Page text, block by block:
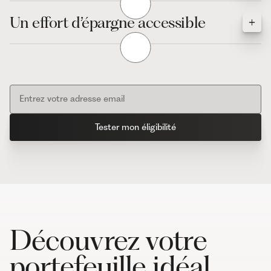
Un effort d’épargne accessible
Découvrez votre